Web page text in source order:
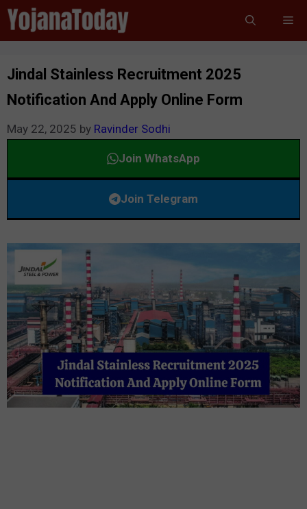
Skip
to
content
Jindal Stainless Recruitment 2025
Notification And Apply Online Form
May 22, 2025 by Ravinder Sodhi
Join WhatsApp
Join Telegram